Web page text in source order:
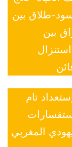
طلاق بين
بين
تام
المغربي